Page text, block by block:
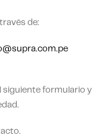
de:
siguiente formulario y